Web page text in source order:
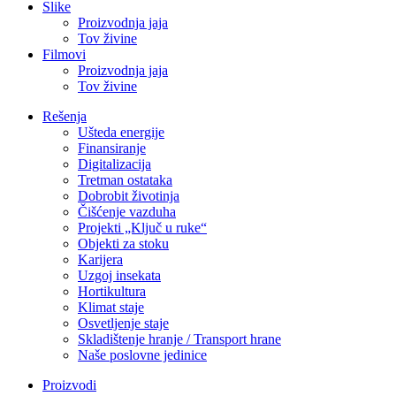
Slike
Proizvodnja jaja
Tov živine
Filmovi
Proizvodnja jaja
Tov živine
Rešenja
Ušteda energije
Finansiranje
Digitalizacija
Tretman ostataka
Dobrobit životinja
Čišćenje vazduha
Projekti „Ključ u ruke“
Objekti za stoku
Karijera
Uzgoj insekata
Hortikultura
Klimat staje
Osvetljenje staje
Skladištenje hranje / Transport hrane
Naše poslovne jedinice
Proizvodi